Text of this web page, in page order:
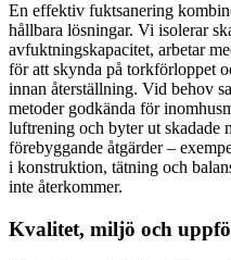
En effektiv fuktsanering
hållbara lösningar. Vi isolerar
avfuktningskapacitet, arbetar
för att skynda på torkförloppet
innan återställning. Vid behov
metoder godkända för
luftrening och byter ut skadade
förebyggande åtgärder –
i konstruktion, tätning och
inte återkommer.
Kvalitet, miljö och